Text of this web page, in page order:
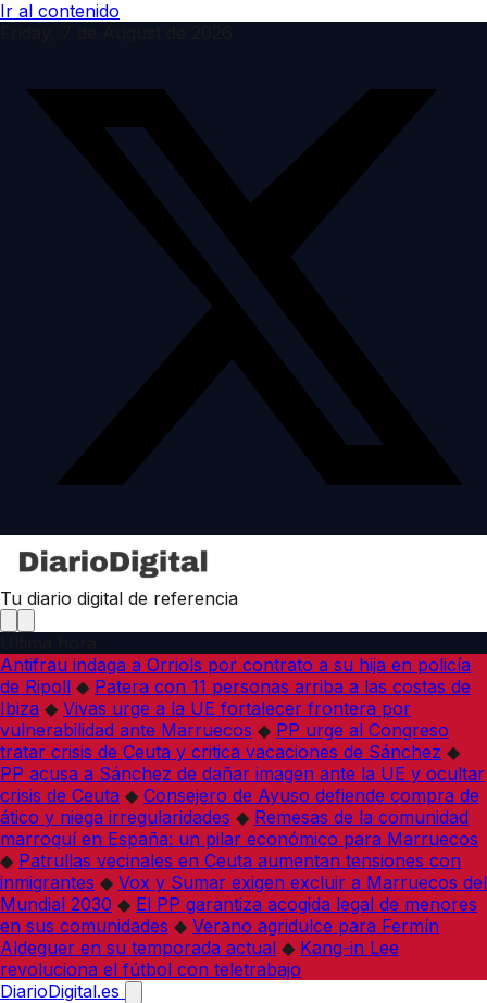
Ir al contenido
Tu diario digital de referencia
Antifrau indaga a Orriols por contrato a su hija en policía
de Ripoll ◆ Patera con 11 personas arriba a las costas de
Ibiza ◆ Vivas urge a la UE fortalecer frontera por
vulnerabilidad ante Marruecos ◆ PP urge al Congreso
tratar crisis de Ceuta y critica vacaciones de Sánchez ◆
PP acusa a Sánchez de dañar imagen ante la UE y ocultar
crisis de Ceuta ◆ Consejero de Ayuso defiende compra de
ático y niega irregularidades ◆ Remesas de la comunidad
marroquí en España: un pilar económico para Marruecos
◆ Patrullas vecinales en Ceuta aumentan tensiones con
inmigrantes ◆ Vox y Sumar exigen excluir a Marruecos del
Mundial 2030 ◆ El PP garantiza acogida legal de menores
en sus comunidades ◆ Verano agridulce para Fermín
Aldeguer en su temporada actual ◆ Kang-in Lee
revoluciona el fútbol con teletrabajo
DiarioDigital.es